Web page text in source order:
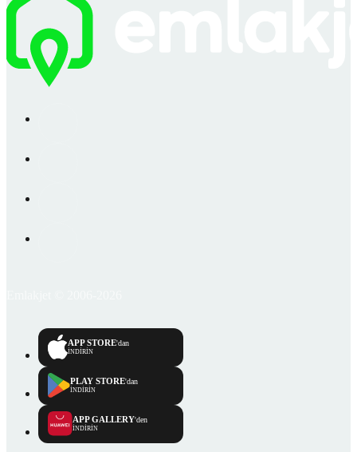
APP STORE'dan
İNDİRİN
PLAY STORE'dan
İNDİRİN
APP GALLERY'den
İNDİRİN